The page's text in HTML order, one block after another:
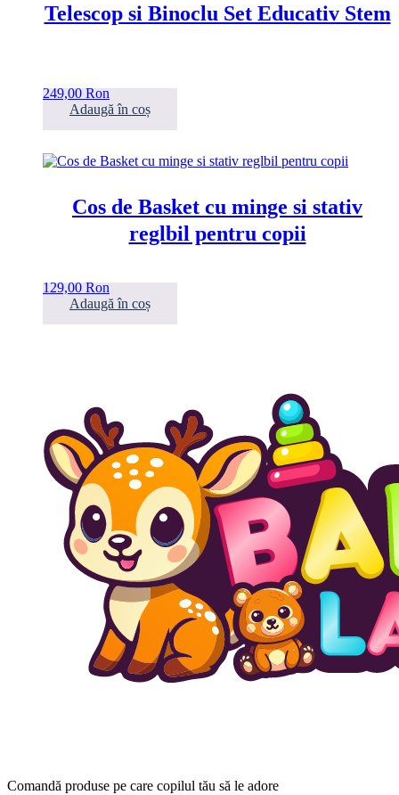
Telescop si Binoclu Set Educativ Stem
249,00 Ron
Adaugă în coș
Cos de Basket cu minge si stativ
reglbil pentru copii
129,00Ron
Adaugă în coș
Comandă produse pe care copilul tău să le adore